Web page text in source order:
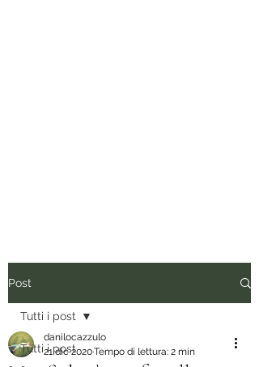
Post
Tutti i post
Tutti i post
danilocazzulo
21 dic 2020Tempo di lettura: 2 min